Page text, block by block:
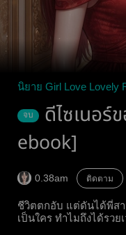
นิยาย Girl Love Lovely
จบ
ดีไซเนอร์
ebook]
0.38am ติดตาม
ชีวิตตกอับ แต่ดันได้พี่สา
เป็นใคร ทำไมถึงได้รว